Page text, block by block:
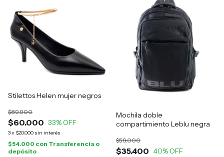
Stilettos Helen mujer negros
$60.000
$89.900
33% OFF
3x $20.000 sin interés
$54.000 con Transferencia o
depósito
Mochila doble
compartimiento Leblu negra
$35.400
$59.000
40% OFF